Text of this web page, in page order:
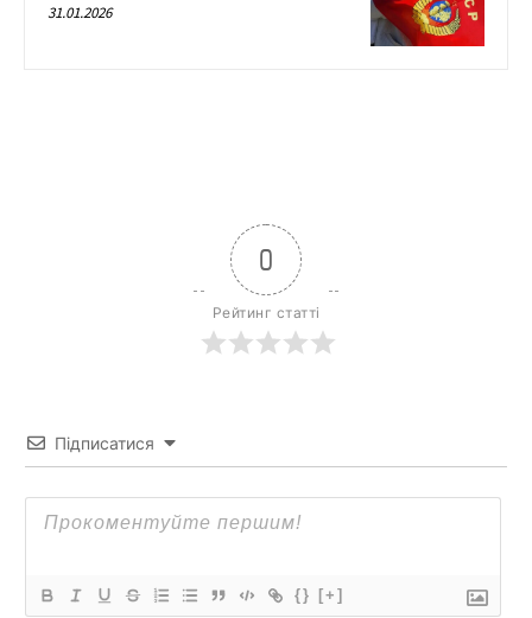
31.01.2026
0
Рейтинг статті
Підписатися
{} [+]